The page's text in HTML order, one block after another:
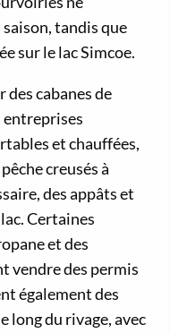
tandis que
sur le lac Simcoe.
des cabanes de
entreprises
et chauffées,
creusés à
des appâts et
Certaines
et des
vendre des permis
également des
long du rivage, avec